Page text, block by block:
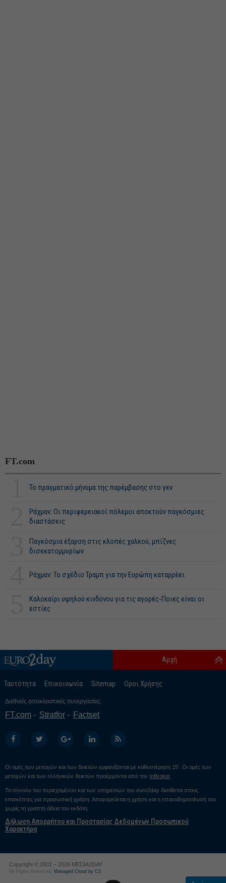
FT.com
Το πραγματικό μήνυμα της παρέμβασης στο γεν
Ράχμαν: Οι περιφερειακοί πόλεμοι αποκτούν παγκόσμιες
διαστάσεις
Παγκόσμια έξαρση στις κλοπές χαλκού, μπίζνες
δισεκατομμυρίων
Ράχμαν: Το σχέδιο Τραμπ για την Ευρώπη καταρρέει
Καλοκαίρι υψηλού κινδύνου για τις αγορές-Ποιες είναι οι
εστίες
Ταυτότητα Επικοινωνία Sitemap Οροι Χρήσης
Αρχή
Διεθνείς αποκλειστικές συνεργασίες:
FT.com Stratfor Factset
Οι τιμές των μετοχών και των δεικτών εμφανίζονται με καθυστέρηση 15’. Οι τιμές των
μετοχών και των ελληνικών δεικτών προέρχονται από την InBroker
Το σύνολο του περιεχομένου και των υπηρεσιών του euro2day διατίθεται στους
επισκέπτες για προσωπική χρήση. Απαγορεύεται η χρήση και η επαναδημοσίευσή του
χωρίς τη γραπτή άδεια του εκδότη.
Δήλωση Απορρήτου και Προστασίας Δεδομένων Προσωπικού
Χαρακτήρα
Copyright © 2001 – 2026 MEDIA2DAY
All Rights Reserved. Managed Cloud by C2